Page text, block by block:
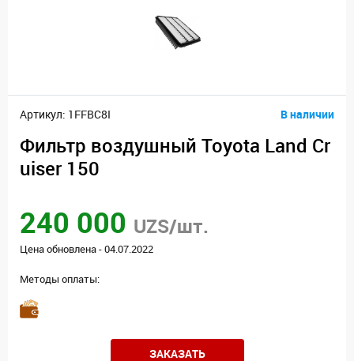
Артикул: 1FFBC8I В наличии
Фильтр воздушный Toyota Land Cr
uiser 150
240 000 UZS/шт.
Цена обновлена - 04.07.2022
Методы оплаты:
ЗАКАЗАТЬ